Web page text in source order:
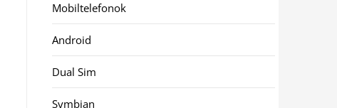
Mobiltelefonok
Android
Dual Sim
Symbian